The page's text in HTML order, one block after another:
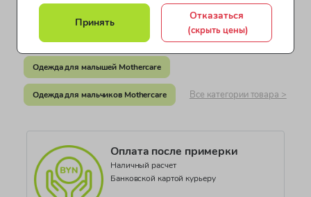
Бангладеш
Документ о соответствии
Коллекция
MINI BOYS HOME GROWN
Одежда для мальчиков от 2 до 4 лет
Одежда для мальчиков от 4 до 7 лет
Одежда для малышей Mothercare
Одежда для мальчиков Mothercare Все категории товара >
Оплата после примерки
Наличный расчет
Банковской картой курьеру
Принять
Отказаться
(скрыть цены)